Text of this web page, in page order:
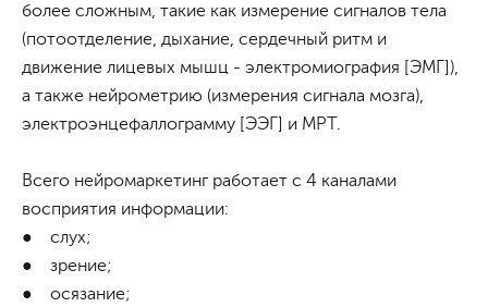
более сложным, такие как измерение сигналов тела
(потоотделение, дыхание, сердечный ритм и
движение лицевых мышц - электромиография [ЭМГ]),
а также нейрометрию (измерения сигнала мозга),
электроэнцефаллограмму [ЭЭГ] и МРТ.
Всего нейромаркетинг работает с 4 каналами
восприятия информации:
● слух;
● зрение;
● осязание;